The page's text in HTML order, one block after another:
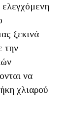
ελεγχόμενη
ξεκινά
την
να
χλιαρού